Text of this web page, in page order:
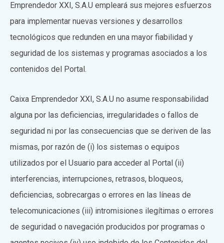
Emprendedor XXI, S.A.U empleará sus mejores esfuerzos
para implementar nuevas versiones y desarrollos
tecnológicos que redunden en una mayor fiabilidad y
seguridad de los sistemas y programas asociados a los
contenidos del Portal.
Caixa Emprendedor XXI, S.A.U no asume responsabilidad
alguna por las deficiencias, irregularidades o fallos de
seguridad ni por las consecuencias que se deriven de las
mismas, por razón de (i) los sistemas o equipos
utilizados por el Usuario para acceder al Portal (ii)
interferencias, interrupciones, retrasos, bloqueos,
deficiencias, sobrecargas o errores en las líneas de
telecomunicaciones (iii) intromisiones ilegítimas o errores
de seguridad o navegación producidos por programas o